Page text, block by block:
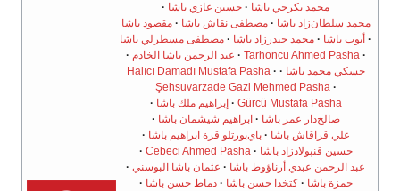
محمد بكرجي باشا
حسين غازي باشا
محمد سلطان‌زاد باشا
مصطفى نقاش باشا
مقصود باشا
أيوب باشا
محمد حيدرزاد باشا
مصطفى مسطرلي باشا
Tarhoncu Ahmed Pasha
عبد الرحمن باشا الخادم
خسكي محمد باشا
Halıcı Damadı Mustafa Pasha
Şehsuvarzade Gazi Mehmed Pasha
Gürcü Mustafa Pasha
إبراهيم ملك باشا
صالح‌دار عمر باشا
ابراهيم شيشمان باشا
علي قراقاش باشا
باي‌بورتلو قرة ابراهيم باشا
حسين قنپولادزاد باشا
Cebeci Ahmed Pasha
عبد الرحمن عبدي أرناؤوط باشا
عثمان باشا البوسني
حمزة باشا
كتخدا حسن باشا
دماط حسن باشا